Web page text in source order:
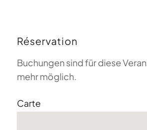
Réservation
Buchungen sind für diese
mehr möglich.
Carte